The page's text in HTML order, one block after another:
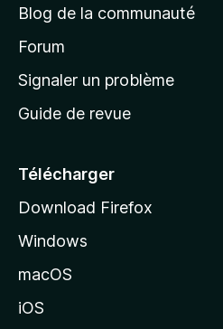
d
a
c
e
l
d
o
Blog de la communauté
Forum
Signaler un problème
Guide de revue
Télécharger
Download Firefox
Windows
macOS
iOS